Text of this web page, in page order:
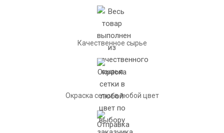
Качественное сырье
Окраска сетки в любой цвет